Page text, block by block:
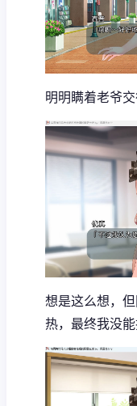
明明瞒着老爷交
想是这么想，
热，最终我没能